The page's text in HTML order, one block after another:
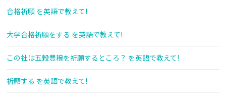
合格祈願 を英語で教えて!
大学合格祈願をする を英語で教えて!
この社は五穀豊穣を祈願するところ？ を英語で教えて!
祈願する を英語で教えて!